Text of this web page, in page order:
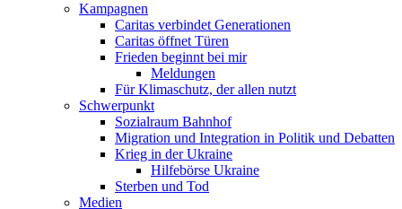
Kampagnen
Caritas verbindet Generationen
Caritas öffnet Türen
Frieden beginnt bei mir
Meldungen
Für Klimaschutz, der allen nutzt
Schwerpunkt
Sozialraum Bahnhof
Migration und Integration in Politik und Debatten
Krieg in der Ukraine
Hilfebörse Ukraine
Sterben und Tod
Medien